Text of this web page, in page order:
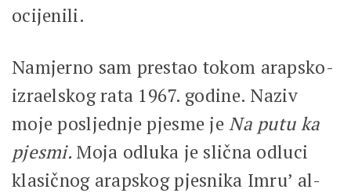
ocijenili.
Namjerno sam prestao tokom arapsko-
izraelskog rata 1967. godine. Naziv
moje posljednje pjesme jeNa putu ka
pjesmi. Moja odluka je slična odluci
klasičnog arapskog pjesnika Imru’ al-